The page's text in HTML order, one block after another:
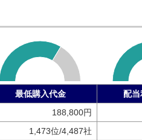
最低購入代金 配当
188,800円
1,473位/4,487社